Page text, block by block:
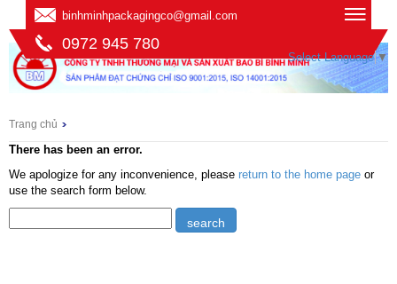
binhminhpackagingco@gmail.com
0972 945 780
Select Language ▼
Trang chủ
There has been an error.
We apologize for any inconvenience, please return to the home page or
use the search form below.